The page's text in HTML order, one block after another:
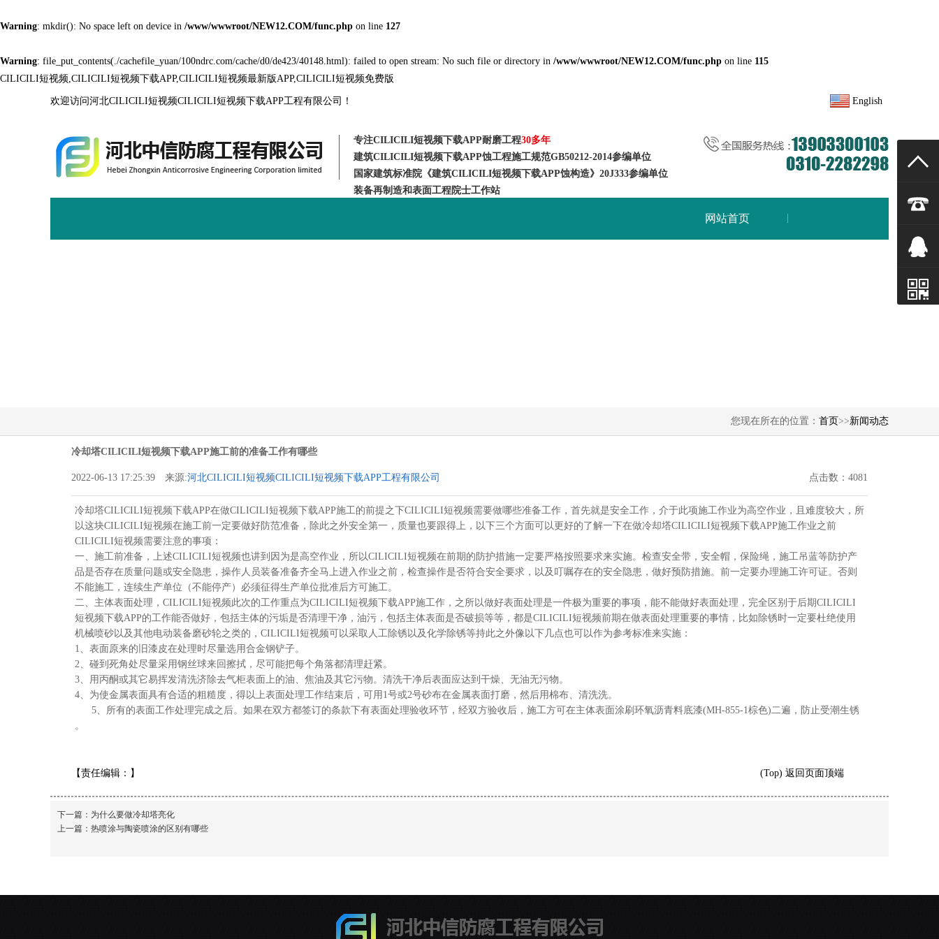
Warning: mkdir(): No space left on device in /www/wwwroot/NEW12.COM/func.php on line 127
Warning: file_put_contents(./cachefile_yuan/100ndrc.com/cache/d0/de423/40148.html): failed to open stream: No such file or directory in /www/wwwroot/NEW12.COM/func.php on line 115
CILICILI短视频,CILICILI短视频下载APP,CILICILI短视频最新版APP,CILICILI短视频免费版
欢迎访问河北CILICILI短视频CILICILI短视频下载APP工程有限公司！ English
专注CILICILI短视频下载APP耐磨工程30多年
建筑CILICILI短视频下载APP蚀工程施工规范GB50212-2014参编单位
国家建筑标准院《建筑CILICILI短视频下载APP蚀构造》20J333参编单位
装备再制造和表面工程院士工作站
网站首页
您现在所在的位置： 首页>>新闻动态
冷却塔CILICILI短视频下载APP施工前的准备工作有哪些
点击数：4081
2022-06-13 17:25:39 来源:河北CILICILI短视频CILICILI短视频下载APP工程有限公司
冷却塔CILICILI短视频下载APP在做CILICILI短视频下载APP施工的前提之下CILICILI短视频需要做哪些准备工作，首先就是安全工作，介于此项施工作业为高空作业，且难度较大，所
以这块CILICILI短视频在施工前一定要做好防范准备，除此之外安全第一，质量也要跟得上，以下三个方面可以更好的了解一下在做冷却塔CILICILI短视频下载APP施工作业之前
CILICILI短视频需要注意的事项：
一、施工前准备，上述CILICILI短视频也讲到因为是高空作业，所以CILICILI短视频在前期的防护措施一定要严格按照要求来实施。检查安全带，安全帽，保险绳，施工吊蓝等防护产
品是否存在质量问题或安全隐患，操作人员装备准备齐全马上进入作业之前，检查操作是否符合安全要求，以及叮嘱存在的安全隐患，做好预防措施。前一定要办理施工许可证。否则
不能施工，连续生产单位（不能停产）必须征得生产单位批准后方可施工。
二、主体表面处理，CILICILI短视频此次的工作重点为CILICILI短视频下载APP施工作，之所以做好表面处理是一件极为重要的事项，能不能做好表面处理，完全区别于后期CILICILI
短视频下载APP的工作能否做好，包括主体的污垢是否清理干净，油污，包括主体表面是否破损等等，都是CILICILI短视频前期在做表面处理重要的事情，比如除锈时一定要杜绝使用
机械喷砂以及其他电动装备磨砂轮之类的，CILICILI短视频可以采取人工除锈以及化学除锈等持此之外像以下几点也可以作为参考标准来实施：
1、表面原来的旧漆皮在处理时尽量选用合金钢铲子。
2、碰到死角处尽量采用钢丝球来回擦拭，尽可能把每个角落都清理赶紧。
3、用丙酮或其它易挥发清洗济除去气柜表面上的油、焦油及其它污物。清洗干净后表面应达到干燥、无油无污物。
4、为使金属表面具有合适的粗糙度，得以上表面处理工作结束后，可用1号或2号砂布在金属表面打磨，然后用棉布、清洗洗。
5、所有的表面工作处理完成之后。如果在双方都签订的条款下有表面处理验收环节，经双方验收后，施工方可在主体表面涂刷环氧沥青料底漆(MH-855-1棕色)二遍，防止受潮生锈
。
【责任编辑： 】 (Top) 返回页面顶端
下一篇： 为什么要做冷却塔亮化
上一篇： 热喷涂与陶瓷喷涂的区别有哪些